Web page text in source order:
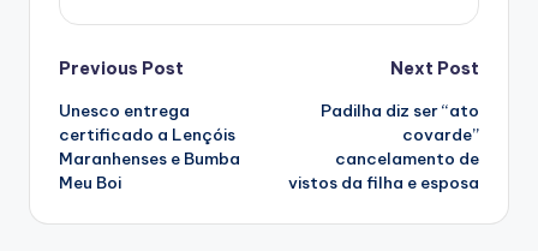
Post
navigation
Previous Post
Unesco entrega
certificado a Lençóis
Maranhenses e Bumba
Meu Boi
Next Post
Padilha diz ser “ato
covarde”
cancelamento de
vistos da filha e esposa